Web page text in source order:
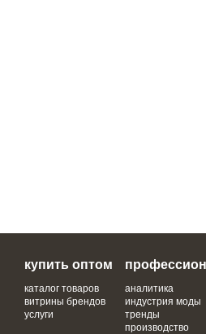
купить оптом
каталог товаров
витрины брендов
услуги
аналитика
индустрия моды
тренды
производство